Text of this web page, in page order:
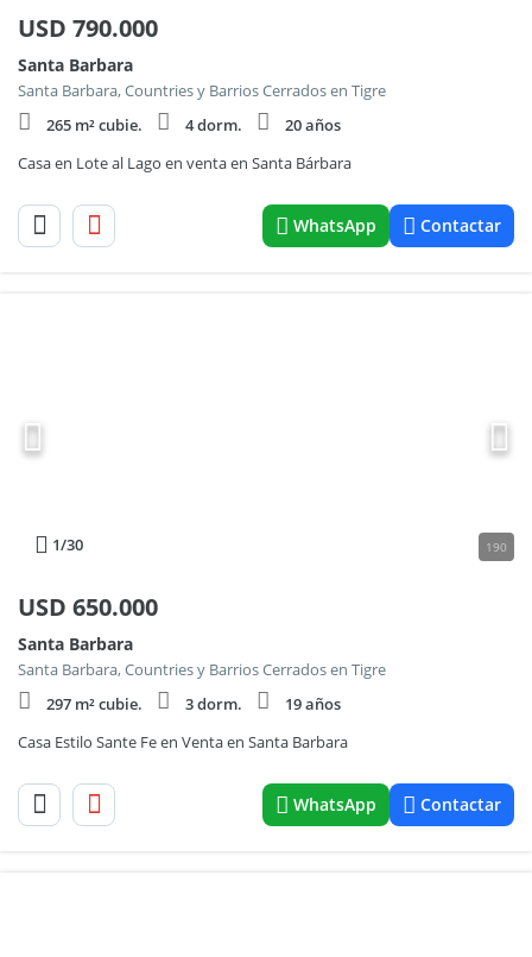
USD 790.000
Santa Barbara
Santa Barbara, Countries y Barrios Cerrados en Tigre
265 m² cubie.
4 dorm.
20 años
Casa en Lote al Lago en venta en Santa Bárbara
WhatsApp Contactar
1/30 190
USD 650.000
Santa Barbara
Santa Barbara, Countries y Barrios Cerrados en Tigre
297 m² cubie.
3 dorm.
19 años
Casa Estilo Sante Fe en Venta en Santa Barbara
WhatsApp Contactar